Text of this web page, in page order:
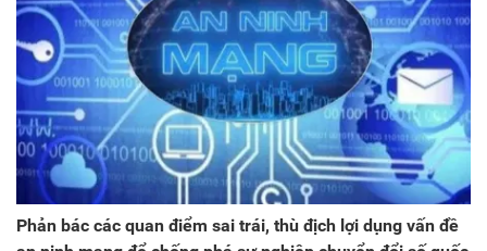
Phản bác các quan điểm sai trái, thù địch lợi dụng vấn đề